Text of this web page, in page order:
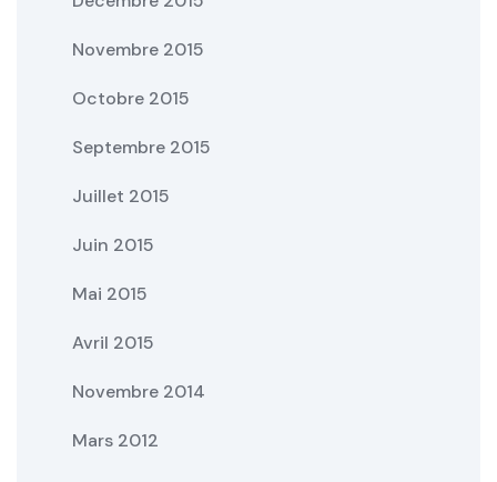
Novembre 2015
Octobre 2015
Septembre 2015
Juillet 2015
Juin 2015
Mai 2015
Avril 2015
Novembre 2014
Mars 2012